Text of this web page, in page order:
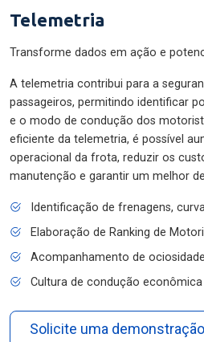
Telemetria
Transforme dados em ação e
A telemetria contribui para a
passageiros, permitindo identificar
e o modo de condução dos
eficiente da telemetria, é possível
operacional da frota, reduzir os
manutenção e garantir um melhor
Identificação de frenagens,
Elaboração de Ranking de
Acompanhamento de
Cultura de condução econômica
Solicite uma demonstração